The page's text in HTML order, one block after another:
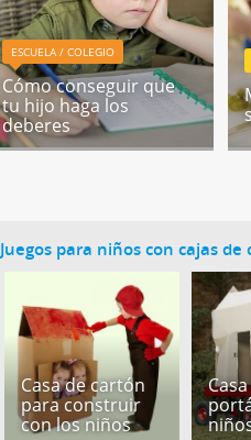
ESCUELA / COLEGIO
Cómo conseguir que
tu hijo haga los
deberes
Juegos para niños con cajas
Casa de cartón
para construir
con los niños